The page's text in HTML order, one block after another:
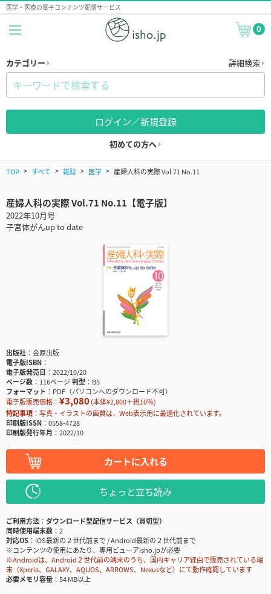
医学・医療の電子コンテンツ配信サービス
0
カテゴリー 詳細検索
ログイン／新規登録
初めての方へ
TOP すべて 雑誌 医学 産婦人科の実際 Vol.71 No.11
産婦人科の実際 Vol.71 No.11【電子版】
2022年10月号
子宮体がんup to date
出版社
金原出版
電子版ISBN
電子版発売日
2022/10/20
ページ数
116ページ判型
B5
フォーマット
PDF（パソコンへのダウンロード不可）
電子版販売価格： ¥3,080(本体¥2,800＋税10％)
特記事項
写真・イラストの画質は，Web表示用に最適化されています。
印刷版ISSN
0558-4728
印刷版発行年月
2022/10
カートに入れる
ちょっと立ち読み
ご利用方法
ダウンロード型配信サービス（買切型）
同時使用端末数
2
対応OS
iOS最新の２世代前まで / Android最新の２世代前まで
※コンテンツの使用にあたり、専用ビューアisho.jpが必要
※Androidは、Android２世代前の端末のうち、国内キャリア経由で販売されている端
末（Xperia、GALAXY、AQUOS、ARROWS、Nexusなど）にて動作確認しています
必要メモリ容量
54 MB以上